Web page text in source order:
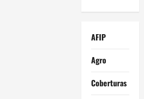
AFIP
Agro
Coberturas